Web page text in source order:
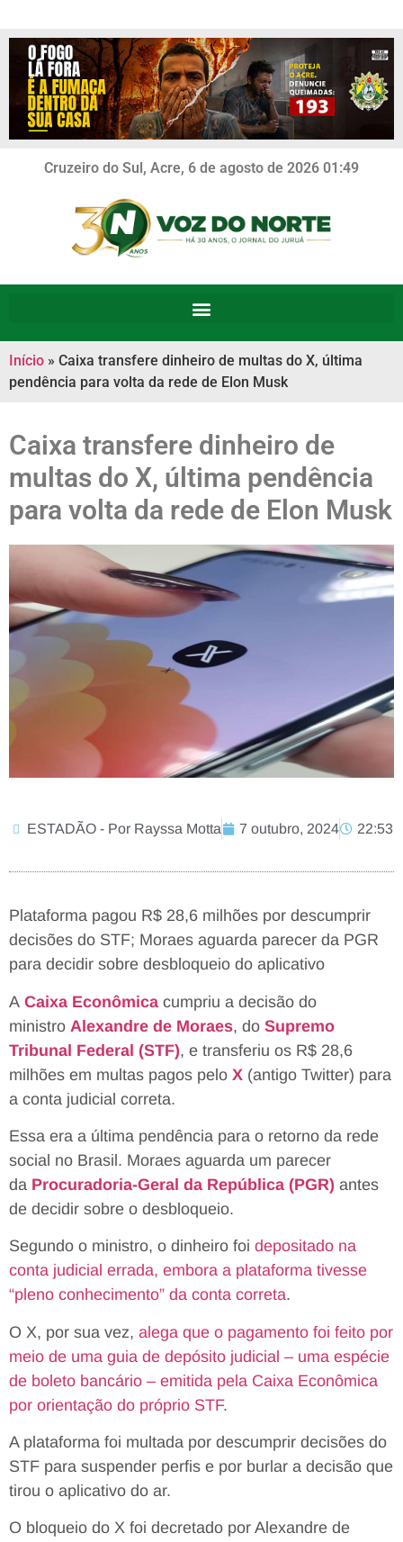
Cruzeiro do Sul, Acre, 6 de agosto de 2026 01:49
Início » Caixa transfere dinheiro de multas do X, última
pendência para volta da rede de Elon Musk
Caixa transfere dinheiro de
multas do X, última pendência
para volta da rede de Elon Musk
ESTADÃO - Por Rayssa Motta 7 outubro, 2024 22:53
Plataforma pagou R$ 28,6 milhões por descumprir
decisões do STF; Moraes aguarda parecer da PGR
para decidir sobre desbloqueio do aplicativo
A Caixa Econômica cumpriu a decisão do
ministro Alexandre de Moraes, do Supremo
Tribunal Federal (STF), e transferiu os R$ 28,6
milhões em multas pagos pelo X (antigo Twitter) para
a conta judicial correta.
Essa era a última pendência para o retorno da rede
social no Brasil. Moraes aguarda um parecer
da Procuradoria-Geral da República (PGR) antes
de decidir sobre o desbloqueio.
Segundo o ministro, o dinheiro foi depositado na
conta judicial errada, embora a plataforma tivesse
“pleno conhecimento” da conta correta.
O X, por sua vez, alega que o pagamento foi feito por
meio de uma guia de depósito judicial – uma espécie
de boleto bancário – emitida pela Caixa Econômica
por orientação do próprio STF.
A plataforma foi multada por descumprir decisões do
STF para suspender perfis e por burlar a decisão que
tirou o aplicativo do ar.
O bloqueio do X foi decretado por Alexandre de